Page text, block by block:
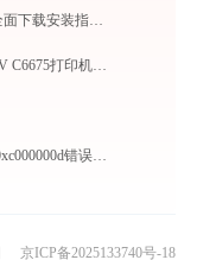
找不到京瓷m4125idn打印机驱动？这篇全面下载安装指南帮到你
如何快速下载并安装富士施乐ApeosPort-V C6675打印机驱动：详细步骤解析
税控发票开票打开MainExecuteS.exe提示0xc000000d错误码怎么办
京ICP备2025133740号-18